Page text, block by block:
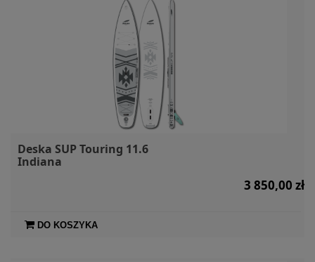
Deska SUP Touring 11.6
Indiana
3 850,00 zł
DO KOSZYKA